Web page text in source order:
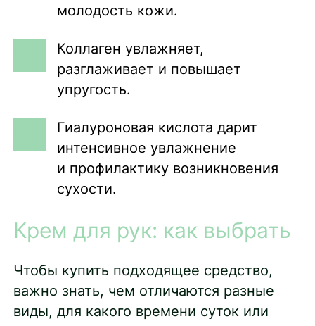
молодость кожи.
Коллаген увлажняет,
разглаживает и повышает
упругость.
Гиалуроновая кислота дарит
интенсивное увлажнение
и профилактику возникновения
сухости.
Крем для рук: как выбрать
Чтобы купить подходящее средство,
важно знать, чем отличаются разные
виды, для какого времени суток или